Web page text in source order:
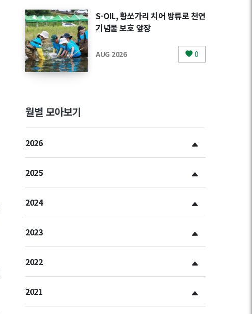
S-OIL, 황쏘가리 치어 방류로 천연
기념물 보호 앞장
AUG 2026 0
월별 모아보기
2026
2025
2024
2023
2022
2021